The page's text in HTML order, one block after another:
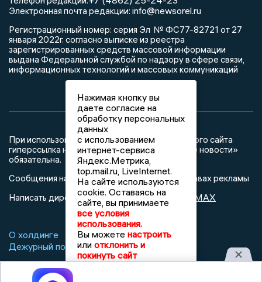
Электронная почта редакции: info@newsorel.ru
Регистрационный номер: серия Эл № ФС77-82721 от 27
января 2022г. согласно выписке из реестра
зарегистрированных средств массовой информации
выдана Федеральной службой по надзору в сфере связи,
информационных технологий и массовых коммуникаций
При использовании любого материала с данного сайта
гиперссылка на Сетевое издание «Орловские новости»
обязательна.
Сообщения на сером фоне размещены на правах рекламы
Написать директору в телеграм@mazov MAX
О холдинге Вакансии
Реклама
Дежурный по новостям
Нажимая кнопку вы
даете согласие на
обработку персональных
данных
с использованием
интернет-сервиса
Яндекс.Метрика,
top.mail.ru, LiveInternet.
На сайте используются
cookie. Оставаясь на
сайте, вы принимаете
все условия
использования.
Вы можете настроить
или отклонить и
покинуть сайт